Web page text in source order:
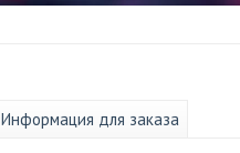
Информация для заказа